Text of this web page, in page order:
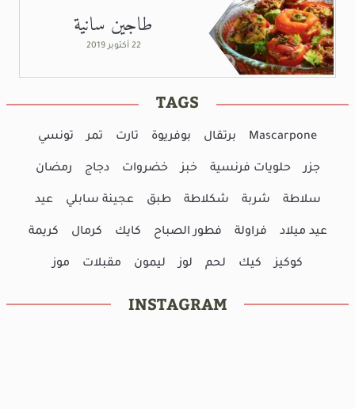
طاجين سانية
22 أكتوبر 2019
TAGS
Mascarpone برتقال بوفريوة تارت تمر تونسي
جزر حلويات فرنسية خبز خضروات دجاج رمضان
سلاطة شربة شكلاطة طبق عجينة سابلي عيد
عيد ميلاد فراولة فطور الصباح كايك كرمال كريمة
كوكيز كيك لحم لوز ليمون مقبلات موز
INSTAGRAM